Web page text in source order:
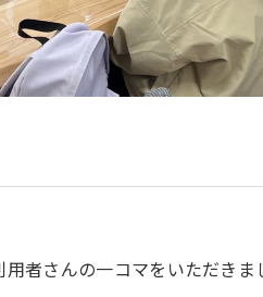
者さんの一コマをいただきま